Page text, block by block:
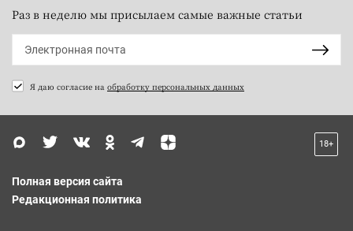
Раз в неделю мы присылаем самые важные статьи
Я даю согласие на обработку персональных данных
18+
Полная версия сайта
Редакционная политика